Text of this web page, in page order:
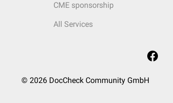
CME sponsorship
All Services
© 2026 DocCheck Community GmbH